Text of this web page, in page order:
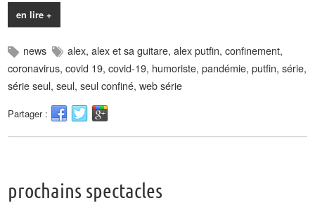
en lire +
news alex,alex et sa guitare,alex putfin,confinement,
coronavirus,covid 19,covid-19, humoriste,pandémie,putfin,série,
série seul,seul,seul confiné,web série
Partager :
prochains spectacles